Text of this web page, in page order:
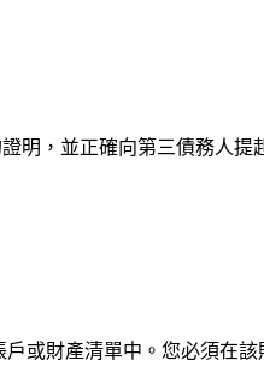
，並正確向第三債務人
或財產清單中。您必須在